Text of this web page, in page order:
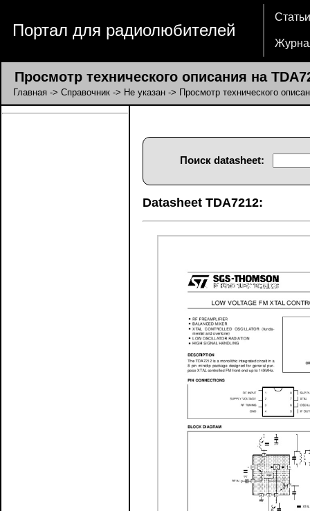
Портал для радиолюбителей
Статьи
Просмотр технического описания на
Главная -> Справочник -> Не указан -> Просмотр технического
Поиск datasheet:
Datasheet TDA7212: